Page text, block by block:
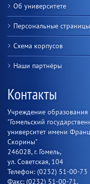
Об университете
Персональные страницы
Схема корпусов
Наши партнёры
Контакты
Учреждение образования
"Гомельский
университет имени
Скорины"
246028, г. Гомель,
ул. Советская, 104
Телефон: (0232) 51-00-73
Факс: (0232) 51-00-71,